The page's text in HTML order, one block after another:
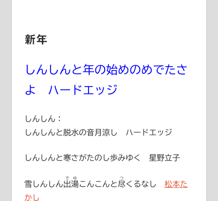
新年
しんしんと年の始めのめでたさ
よ ハードエッジ
しんしん：
しんしんと脱水の音月涼し ハードエッジ
しんしんと寒さがたのし歩みゆく 星野立子
雪しんしん出湯
でゆ
こんこんと尽
つ
くるなし 松本た
かし